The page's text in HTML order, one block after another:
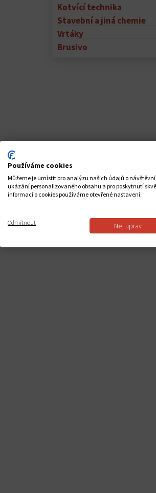
Kotvící technika
Stavební a jiná chemie
Vrtáky
Brusivo
Používáme cookies
Můžeme je umístit pro analýzu našich údajů o
ukázání personalizovaného obsahu a pro poskytnutí
informací o cookies používáme otevřené nastavení.
Odmítnout Ne, uprav